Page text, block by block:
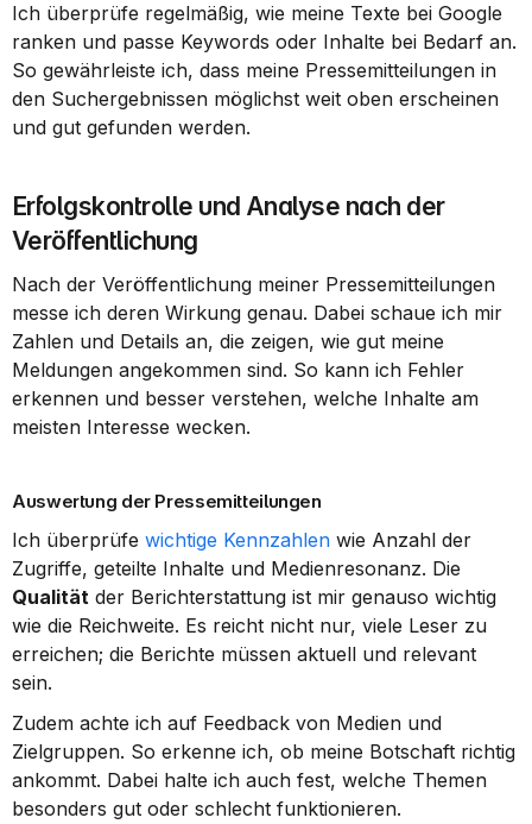
Ich überprüfe regelmäßig, wie meine Texte bei Google
ranken und passe Keywords oder Inhalte bei Bedarf an.
So gewährleiste ich, dass meine Pressemitteilungen in
den Suchergebnissen möglichst weit oben erscheinen
und gut gefunden werden.
Erfolgskontrolle und Analyse nach der
Veröffentlichung
Nach der Veröffentlichung meiner Pressemitteilungen
messe ich deren Wirkung genau. Dabei schaue ich mir
Zahlen und Details an, die zeigen, wie gut meine
Meldungen angekommen sind. So kann ich Fehler
erkennen und besser verstehen, welche Inhalte am
meisten Interesse wecken.
Auswertung der Pressemitteilungen
Ich überprüfe wichtige Kennzahlen wie Anzahl der
Qualität der Berichterstattung ist mir genauso wichtig
wie die Reichweite. Es reicht nicht nur, viele Leser zu
erreichen; die Berichte müssen aktuell und relevant
sein.
Zudem achte ich auf Feedback von Medien und
Zielgruppen. So erkenne ich, ob meine Botschaft richtig
ankommt. Dabei halte ich auch fest, welche Themen
besonders gut oder schlecht funktionieren.